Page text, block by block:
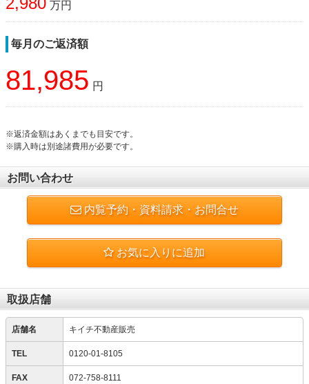
万円
毎月のご返済額
81,985 円
※返済金額はあくまでも目安です。
※購入時は別途諸費用が必要です。
お問い合わせ
内覧予約・資料請求・お問合せ
お気に入りに追加
取扱店舗
店舗名 キイチ不動産販売
TEL 0120-01-8105
FAX 072-758-8111